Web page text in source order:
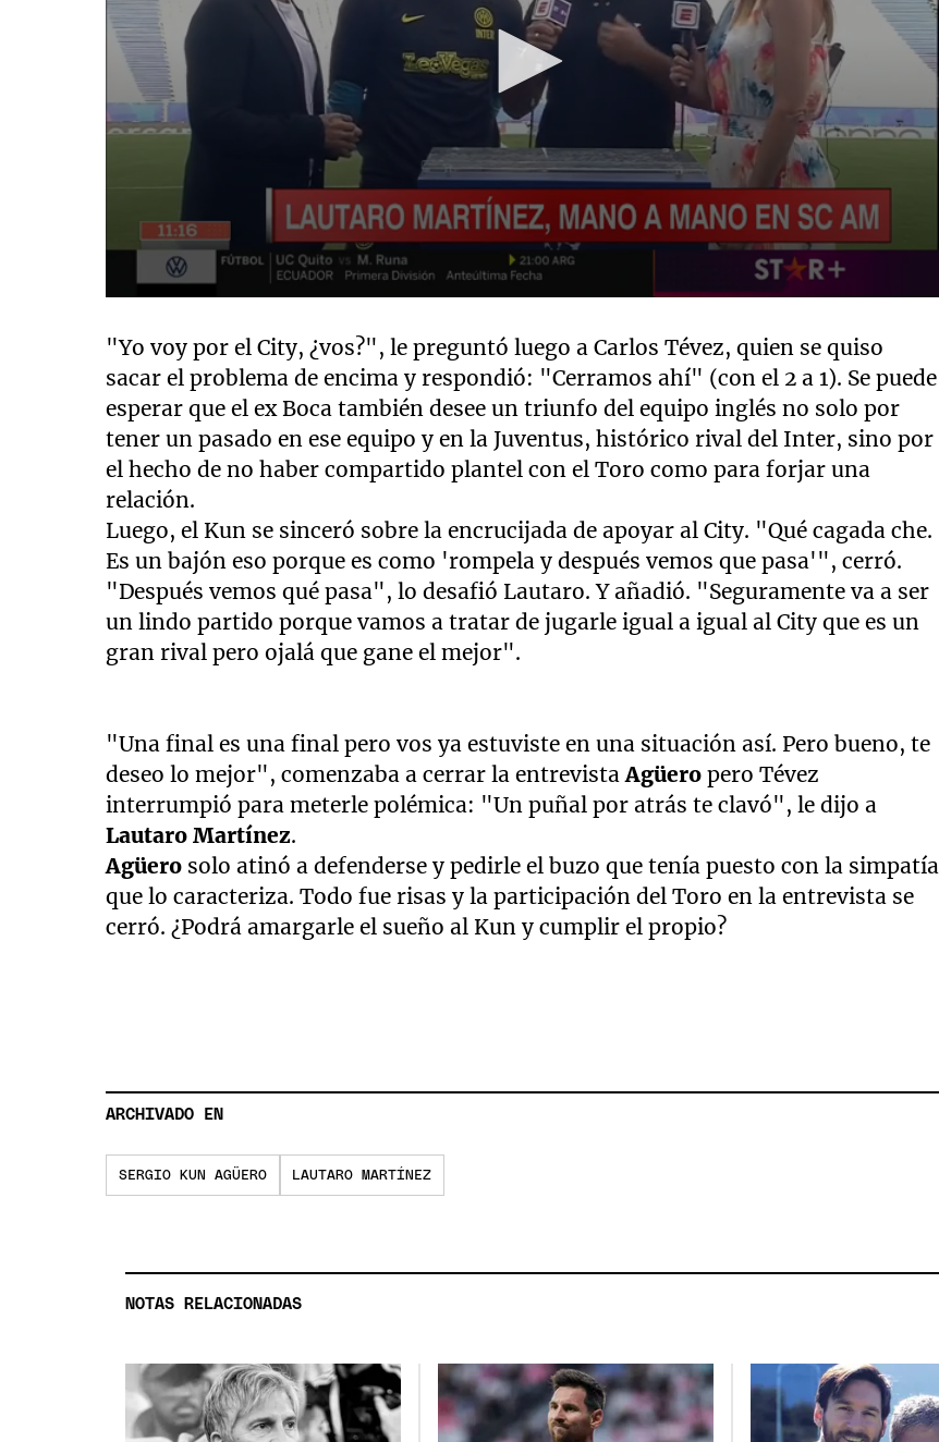
of
minute,
9
secondsVolume
90%
"Yo voy por el City, ¿vos?", le preguntó luego a Carlos Tévez, quien se quiso
sacar el problema de encima y respondió: "Cerramos ahí" (con el 2 a 1). Se puede
esperar que el ex Boca también desee un triunfo del equipo inglés no solo por
tener un pasado en ese equipo y en la Juventus, histórico rival del Inter, sino por
el hecho de no haber compartido plantel con el Toro como para forjar una
relación.
Luego, el Kun se sinceró sobre la encrucijada de apoyar al City. "Qué cagada che.
Es un bajón eso porque es como 'rompela y después vemos que pasa'", cerró.
"Después vemos qué pasa", lo desafió Lautaro. Y añadió. "Seguramente va a ser
un lindo partido porque vamos a tratar de jugarle igual a igual al City que es un
gran rival pero ojalá que gane el mejor".
"Una final es una final pero vos ya estuviste en una situación así. Pero bueno, te
deseo lo mejor", comenzaba a cerrar la entrevistaAgüeropero Tévez
interrumpió para meterle polémica: "Un puñal por atrás te clavó", le dijo a
Lautaro Martínez.
Agüero solo atinó a defenderse y pedirle el buzo que tenía puesto con la simpatía
que lo caracteriza. Todo fue risas y la participación del Toro en la entrevista se
cerró. ¿Podrá amargarle el sueño al Kun y cumplir el propio?
ARCHIVADO EN
SERGIO KUN AGÜERO LAUTARO MARTÍNEZ
NOTAS RELACIONADAS